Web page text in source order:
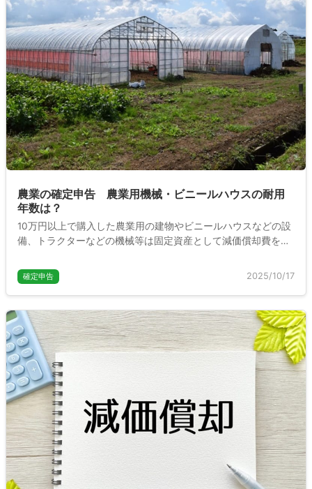
農業の確定申告 農業用機械・ビニールハウスの耐用
年数は？
10万円以上で購入した農業用の建物やビニールハウスなどの設
備、トラクターなどの機械等は固定資産として減価償却費を計
ニールハウスなどの償却年数は何年になるのか、わかりやすく
説明します。
確定申告 2025/10/17